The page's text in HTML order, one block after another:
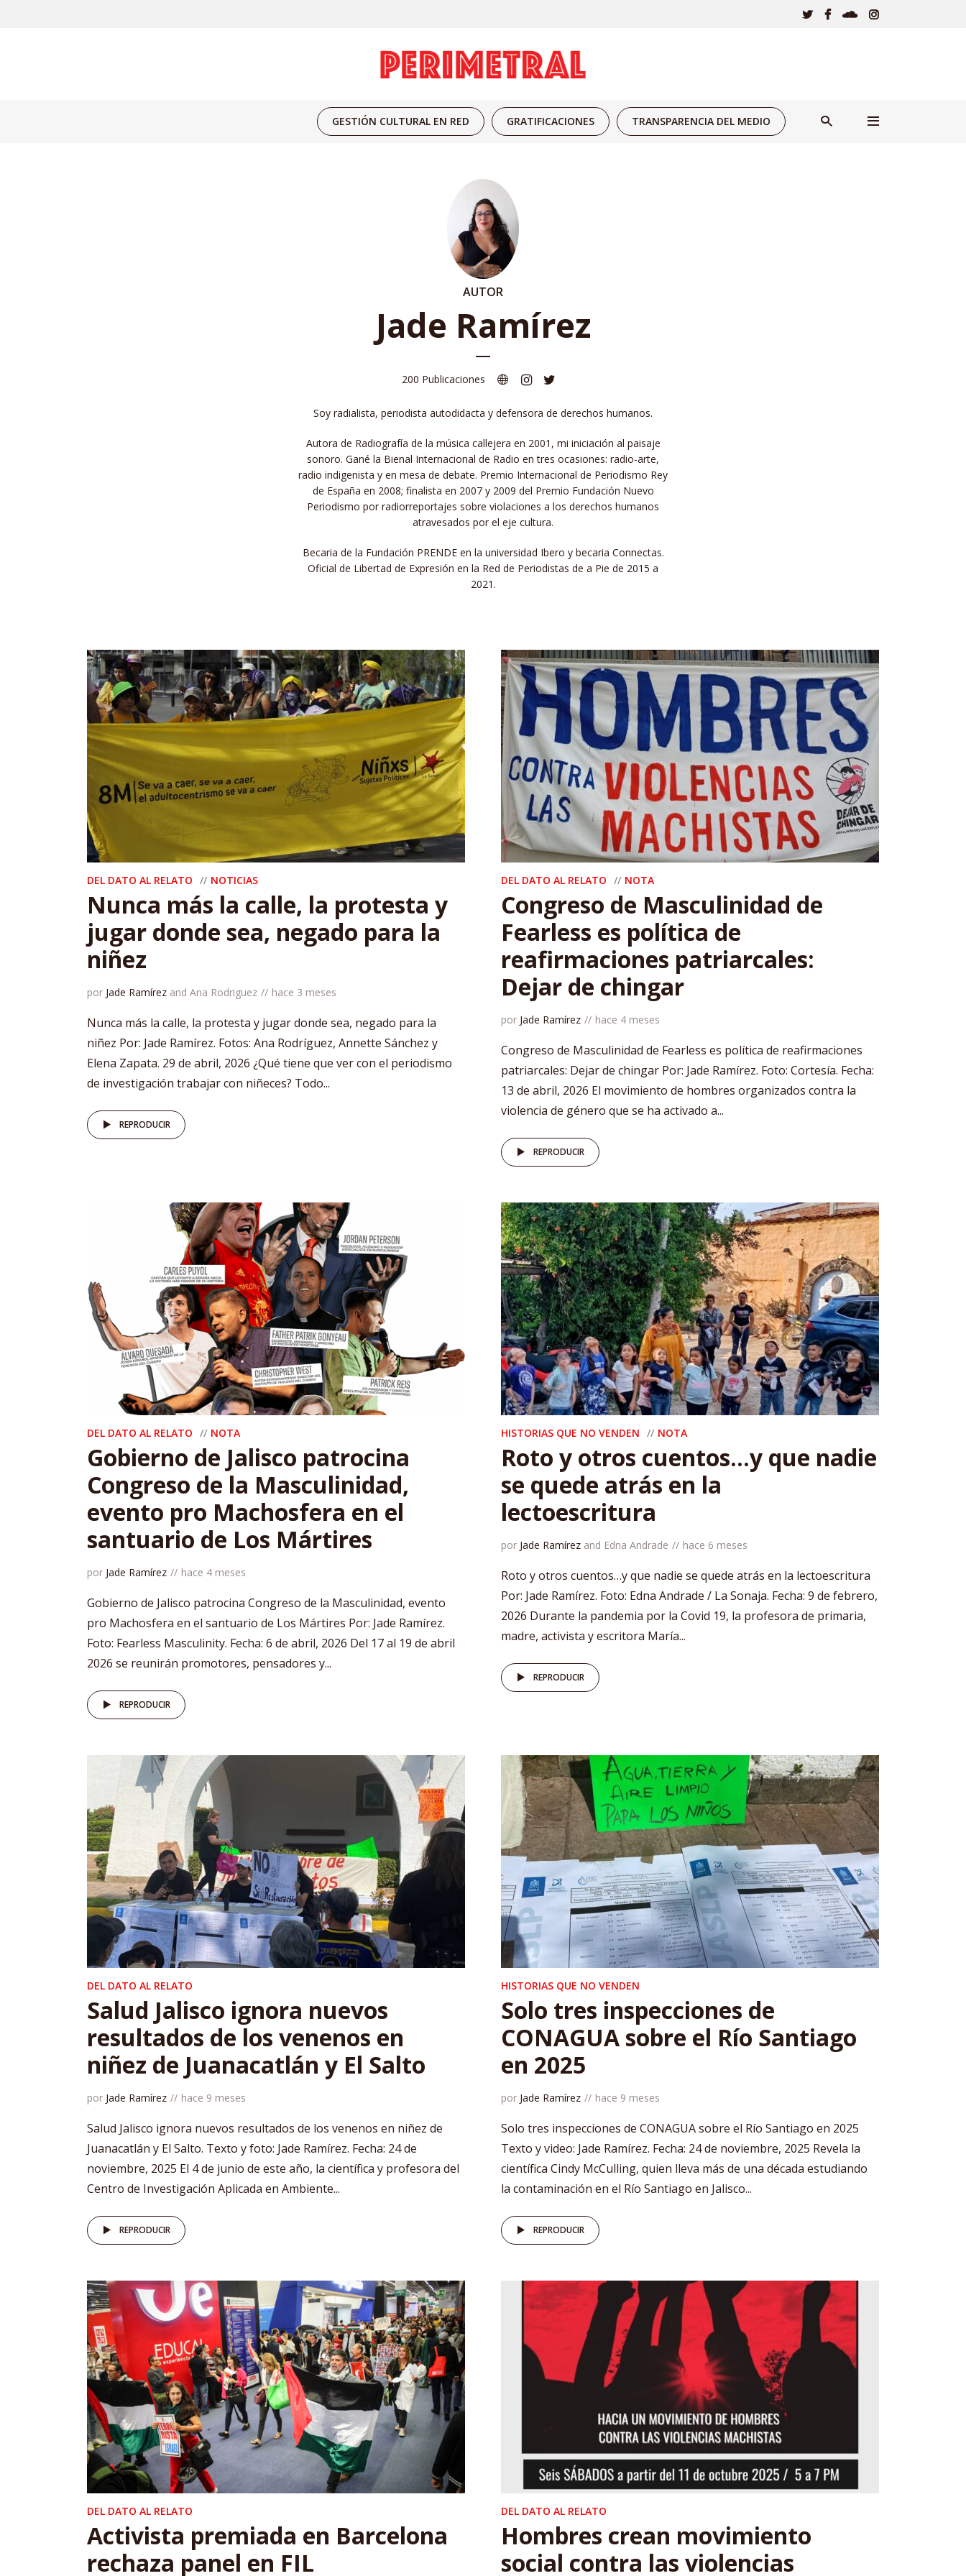
GESTIÓN CULTURAL EN RED GRATIFICACIONES TRANSPARENCIA DEL MEDIO
AUTOR
Jade Ramírez
200 Publicaciones
Soy radialista, periodista autodidacta y defensora de derechos humanos.
Autora de Radiografía de la música callejera en 2001, mi iniciación al paisaje
sonoro. Gané la Bienal Internacional de Radio en tres ocasiones: radio-arte,
radio indigenista y en mesa de debate. Premio Internacional de Periodismo Rey
de España en 2008; finalista en 2007 y 2009 del Premio Fundación Nuevo
Periodismo por radiorreportajes sobre violaciones a los derechos humanos
atravesados por el eje cultura.
Becaria de la Fundación PRENDE en la universidad Ibero y becaria Connectas.
Oficial de Libertad de Expresión en la Red de Periodistas de a Pie de 2015 a
2021.
DEL DATO AL RELATO NOTICIAS
Nunca más la calle, la protesta y
jugar donde sea, negado para la
niñez
por Jade Ramírez and Ana Rodriguez hace 3 meses
Nunca más la calle, la protesta y jugar donde sea, negado para la
niñez Por: Jade Ramírez. Fotos: Ana Rodríguez, Annette Sánchez y
Elena Zapata. 29 de abril, 2026 ¿Qué tiene que ver con el periodismo
de investigación trabajar con niñeces? Todo...
REPRODUCIR
DEL DATO AL RELATO NOTA
Congreso de Masculinidad de
Fearless es política de
reafirmaciones patriarcales:
Dejar de chingar
por Jade Ramírez hace 4 meses
Congreso de Masculinidad de Fearless es política de reafirmaciones
patriarcales: Dejar de chingar Por: Jade Ramírez. Foto: Cortesía. Fecha:
13 de abril, 2026 El movimiento de hombres organizados contra la
violencia de género que se ha activado a...
REPRODUCIR
DEL DATO AL RELATO NOTA
Gobierno de Jalisco patrocina
Congreso de la Masculinidad,
evento pro Machosfera en el
santuario de Los Mártires
por Jade Ramírez hace 4 meses
Gobierno de Jalisco patrocina Congreso de la Masculinidad, evento
pro Machosfera en el santuario de Los Mártires Por: Jade Ramírez.
Foto: Fearless Masculinity. Fecha: 6 de abril, 2026 Del 17 al 19 de abril
2026 se reunirán promotores, pensadores y...
REPRODUCIR
HISTORIAS QUE NO VENDEN NOTA
Roto y otros cuentos…y que nadie
se quede atrás en la
lectoescritura
por Jade Ramírez and Edna Andrade hace 6 meses
Roto y otros cuentos…y que nadie se quede atrás en la lectoescritura
Por: Jade Ramírez. Foto: Edna Andrade / La Sonaja. Fecha: 9 de febrero,
2026 Durante la pandemia por la Covid 19, la profesora de primaria,
madre, activista y escritora María...
REPRODUCIR
DEL DATO AL RELATO
Salud Jalisco ignora nuevos
resultados de los venenos en
niñez de Juanacatlán y El Salto
por Jade Ramírez hace 9 meses
Salud Jalisco ignora nuevos resultados de los venenos en niñez de
Juanacatlán y El Salto. Texto y foto: Jade Ramírez. Fecha: 24 de
noviembre, 2025 El 4 de junio de este año, la científica y profesora del
Centro de Investigación Aplicada en Ambiente...
REPRODUCIR
HISTORIAS QUE NO VENDEN
Solo tres inspecciones de
CONAGUA sobre el Río Santiago
en 2025
por Jade Ramírez hace 9 meses
Solo tres inspecciones de CONAGUA sobre el Río Santiago en 2025
Texto y video: Jade Ramírez. Fecha: 24 de noviembre, 2025 Revela la
científica Cindy McCulling, quien lleva más de una década estudiando
la contaminación en el Río Santiago en Jalisco...
REPRODUCIR
DEL DATO AL RELATO
Activista premiada en Barcelona
rechaza panel en FIL
DEL DATO AL RELATO
Hombres crean movimiento
social contra las violencias